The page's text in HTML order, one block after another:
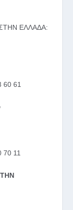
ΕΛΛΑΔΑ:
60 61
70 11